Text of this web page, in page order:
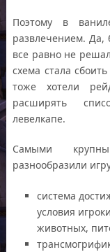
Поэтому в
развлечением. Да,
все равно не
схема стала
тоже хотели
расширять
левелкапе.
Самыми
разнообразили
система
условия
животных,